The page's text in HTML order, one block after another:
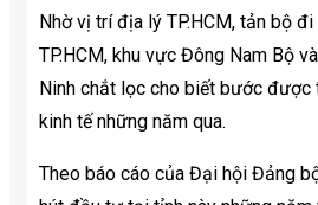
Nhờ vị trí địa lý TP.HCM, tản bộ
TP.HCM, khu vực Đông Nam Bộ
Ninh chắt lọc cho biết bước được
kinh tế những năm qua.
Theo báo cáo của Đại hội Đảng